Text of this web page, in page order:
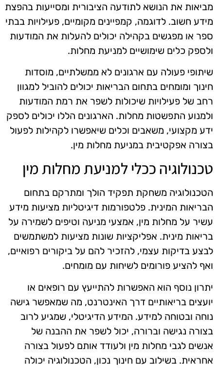
מביאות את הנושא לתודעה הציבורית ומסייעות בהפצת
מידע חשוב. לדוגמה, קמפיינים מקומיים, פעילויות בבתי
ספר או מפגשים בקהילה יכולים להעלות את המודעות
ולספק כלים שימושיים למניעת מחלות.
שיתופי פעולה עם ארגונים לא ממשלתיים, מוסדות
חינוך ומומחים בתחום הבריאות יכולים להוביל למגוון
רחב של פעילויות שיכולות לשפר את רמת המודעות
ולמנוע התפשטות מחלות. הארגונים הללו יכולים לספק
ידע מקצועי, משאבים וכלים שיאפשרו לקהילות לפעול
בצורה אפקטיבית במניעת מחלות מין.
טכנולוגיה ככלי למניעת מחלות מין
הטכנולוגיה משחקת תפקיד הולך ומתרקם בתחום
הבריאות המינית. פלטפורמות דיגיטליות מציעות מידע
עשיר על מחלות מין, אמצעי מניעה וטיפים לשמירה על
בריאות מינית. אפליקציות שונות מציעות למשתמשים
לבצע בדיקות עצמי, להזכיר להם על ביקורים רפואיים,
ואף להציע פורומים לשיחות עם מומחים.
יתרון נוסף הוא האפשרות להתייעץ עם רופאים או
יועצים בריאותיים דרך האינטרנט, מה שמאפשר גישה
נוחה ובטוחה למידע. המידע הדיגיטלי, שמגיע לרוב
בצורה נגישה וברורה, יכול לשפר את ההבנה של
אנשים לגבי מחלות מין ולעודד אותם לפעול בצורה
אחראית. בשילוב עם חינוך נכון, הטכנולוגיה יכולה